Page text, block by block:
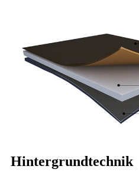
Hintergrundtechnik